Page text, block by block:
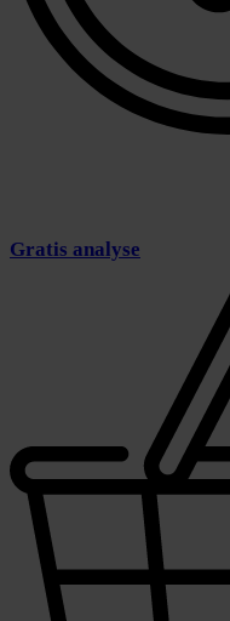
Gratis analyse